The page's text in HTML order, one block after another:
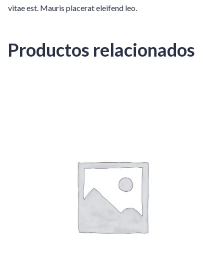
vitae est. Mauris placerat eleifend leo.
Productos relacionados